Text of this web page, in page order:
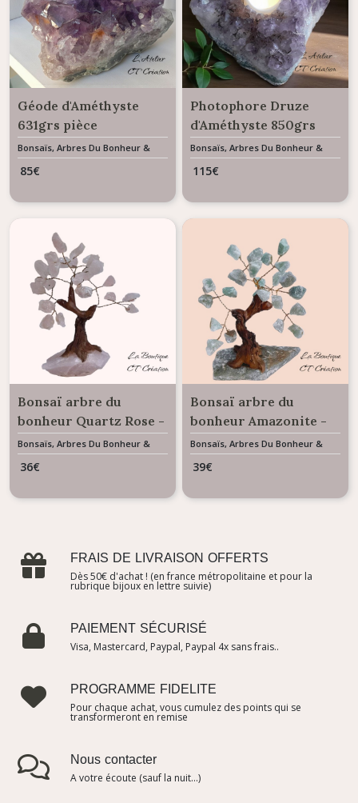
Géode d'Améthyste
631grs pièce
décorative à poser
Bonsaïs, Arbres Du Bonheur &
Minéraux D'exception
85€
Photophore Druze
d'Améthyste 850grs
pièce décorative à
poser
Bonsaïs, Arbres Du Bonheur &
Minéraux D'exception
115€
Bonsaï arbre du
bonheur Quartz Rose -
Objet décoratif à poser
Bonsaïs, Arbres Du Bonheur &
Minéraux D'exception
36€
Bonsaï arbre du
bonheur Amazonite -
Objet décoratif à poser
Bonsaïs, Arbres Du Bonheur &
Minéraux D'exception
39€
FRAIS DE LIVRAISON OFFERTS
Dès 50€ d'achat ! (en france métropolitaine et pour la
rubrique bijoux en lettre suivie)
PAIEMENT SÉCURISÉ
Visa, Mastercard, Paypal, Paypal 4x sans frais..
PROGRAMME FIDELITE
Pour chaque achat, vous cumulez des points qui se
transformeront en remise
Nous contacter
A votre écoute (sauf la nuit...)